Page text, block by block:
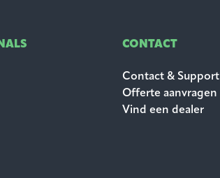
CONTACT
Contact & Support
Offerte aanvragen
Vind een dealer